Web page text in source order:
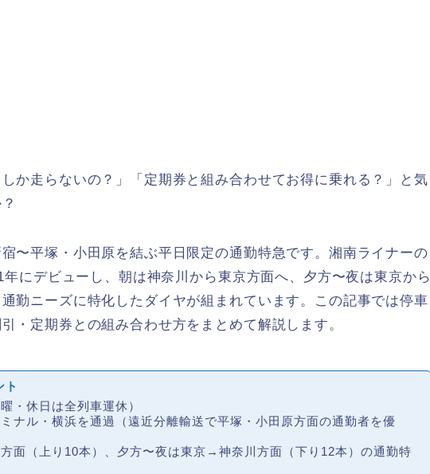
しか走らないの？」「定期券と組み合わせてお得に乗れる？」と気
〜平塚・小田原を結ぶ平日限定の通勤特急です。湘南ライナーの
にデビューし、朝は神奈川から東京方面へ、夕方〜夜は東京から
勤ニーズに特化したダイヤが組まれています。この記事では停車
・定期券との組み合わせ方をまとめて解説します。
ト
曜・休日は全列車運休）
ナル・ 横浜を通過
（遠近分離輸送で平塚・小田原方面の通勤者を優
面（上り10本）、夕方〜夜は東京→神奈川方面（下り12本）の通勤特